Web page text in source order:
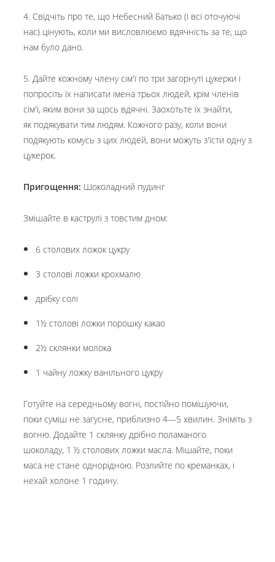
4. Свідчіть про те, що Небесний Батько (і всі оточуючі
нас) цінують, коли ми висловлюємо вдячність за те, що
нам було дано.
5. Дайте кожному члену сім'ї по три загорнуті цукерки і
попросіть їх написати імена трьох людей, крім членів
сім'ї, яким вони за щось вдячні. Заохотьте їх знайти,
як подякувати тим людям. Кожного разу, коли вони
подякують комусь з цих людей, вони можуть з'їсти одну з
цукерок.
Пригощення: Шоколадний пудинг
Змішайте в каструлі з товстим дном:
6 столових ложок цукру
3 столові ложки крохмалю
дрібку солі
1½ столові ложки порошку какао
2½ склянки молока
1 чайну ложку ванільного цукру
Готуйте на середньому вогні, постійно помішуючи,
поки суміш не загусне, приблизно 4—5 хвилин. Зніміть з
вогню. Додайте 1 склянку дрібно поламаного
шоколаду, 1 ½ столових ложки масла. Мішайте, поки
маса не стане однорідною. Розлийте по креманках, і
нехай холоне 1 годину.